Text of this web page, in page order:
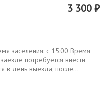
3 300 ₽
заселения: с 15:00 Время
потребуется внести
в день выезда, после...